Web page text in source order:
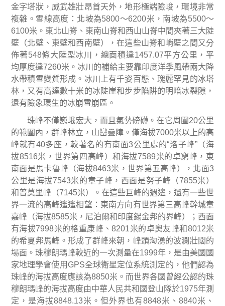
金字塔狀，威武雄壯昂首天外，地形極端險峻，環境非常
複雜。雪線高度：北坡為5800～6200米，南坡為5500～
6100米。東北山脊、東南山脊和西山山脊中間夾著三大陡
壁（北壁、東壁和西南壁），在這些山脊和峭壁之間又分
佈著548條大陸型冰川，總面積達1457.07平方公里，平
均厚度達7260米。冰川的補給主要靠印度洋季風帶兩大降
水帶積雪變質形成。冰川上有千姿百態、瑰麗罕見的冰塔
林，又有高達數十米的冰陡崖和步步陷阱的明暗冰裂隙，
還有險象環生的冰崩雪崩區。
珠峰不僅巍峨宏大，而且氣勢磅礴。在它周圍 20公里
的範圍內，群峰林立，山巒疊障。僅海拔7000米以上的高
峰就有40多座，較著名的有南面3公里處的“洛子峰”（海
拔8516米 ，世界第四高峰）和海拔7589米的卓窮峰，東
南面是馬卡魯峰（海拔8463米 ，世界第五高峰），北面3
公里是海拔7543米的章子峰，西面是努子峰（7855米）
和普莫里峰（7145米）。在這些巨峰的週邊，還有一些世
界一流的高峰遙遙相望：東南方向有世界第三高峰幹城章
嘉峰（海拔8585米，尼泊爾和印度錫金邦的界峰）；西面
有海拔7998米的格重康峰、8201米的卓奧友峰和8012米
的希夏邦馬峰。形成了群峰來朝，峰頭洶湧的波瀾壯闊的
場面。珠穆朗瑪峰較近的一次測量在1999年，是由美國國
家地理學會使用 GPS全球衛星定位系統測定的，他們認為
珠峰的海拔高度應該為8850米。而世界各國曾經公認的珠
穆朗瑪峰的海拔高度由中華人民共和國登山隊於1975年測
定，是海拔8848.13米 。但外界也有8848米 、 8840米 、